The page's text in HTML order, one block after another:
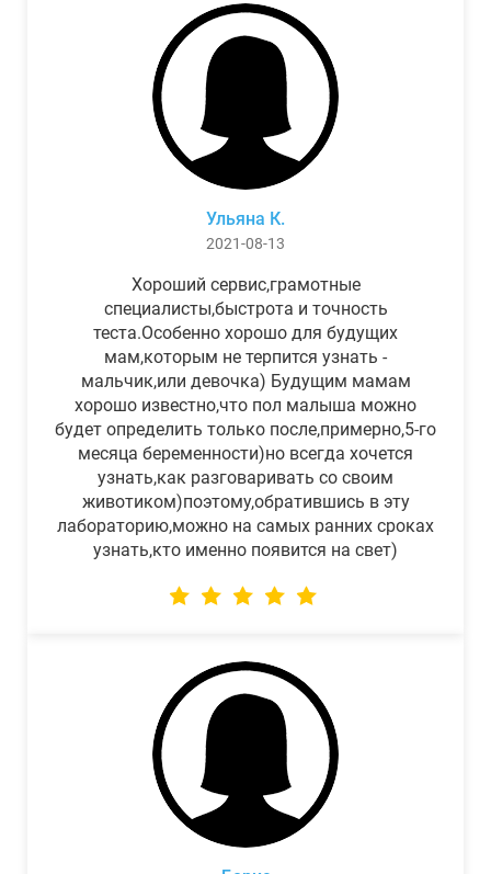
Ульяна К.
2021-08-13
Хороший сервис,грамотные
специалисты,быстрота и точность
теста.Особенно хорошо для будущих
мам,которым не терпится узнать -
мальчик,или девочка) Будущим мамам
хорошо известно,что пол малыша можно
будет определить только после,примерно,5-го
месяца беременности)но всегда хочется
узнать,как разговаривать со своим
животиком)поэтому,обратившись в эту
лабораторию,можно на самых ранних сроках
узнать,кто именно появится на свет)